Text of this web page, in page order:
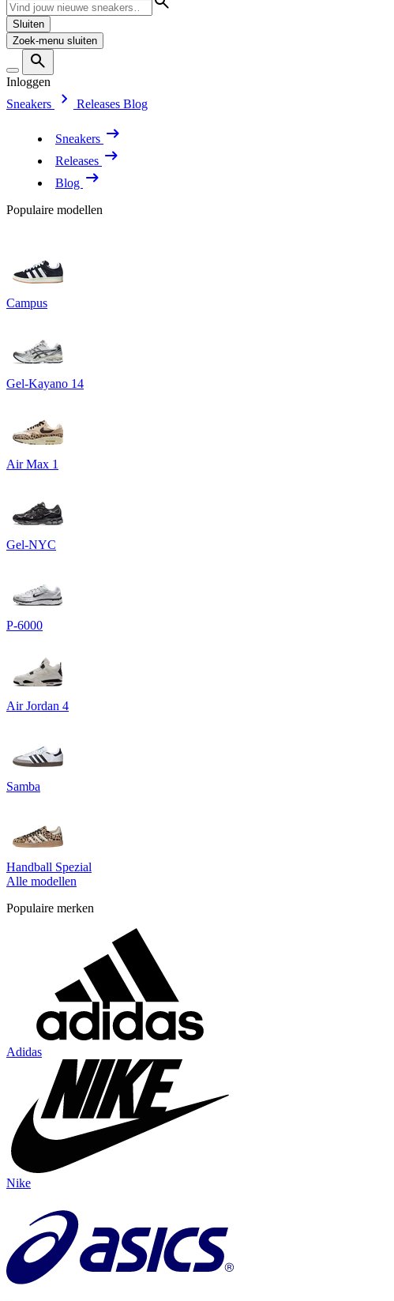
Sluiten
Zoek-menu sluiten
Inloggen
Sneakers
Releases Blog
Sneakers
Releases
Blog
Populaire modellen
Campus
Gel-Kayano 14
Air Max 1
Gel-NYC
P-6000
Air Jordan 4
Samba
Handball Spezial
Alle modellen
Populaire merken
Adidas
Nike